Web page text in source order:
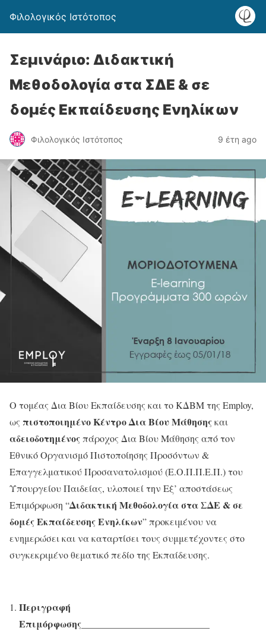
Φιλολογικός Ιστότοπος
Σεμινάριο: Διδακτική
Μεθοδολογία στα ΣΔΕ & σε
δομές Εκπαίδευσης Ενηλίκων
Φιλολογικός Ιστότοπος 9 έτη ago
Ο τομέας Δια Βίου Εκπαίδευσης και το ΚΔΒΜ της Employ,
ως πιστοποιημένο Κέντρο Δια Βίου Μάθησηςκαι
αδειοδοτημένοςπάροχος Δια Βίου Μάθησης από τον
Εθνικό Οργανισμό Πιστοποίησης Προσόντων &
Επαγγελματικού Προσανατολισμού (Ε.Ο.Π.Π.Ε.Π.) του
Υπουργείου Παιδείας, υλοποιεί την Εξ’ αποστάσεως
Επιμόρφωση “Διδακτική Μεθοδολογία στα ΣΔΕ & σε
δομές Εκπαίδευσης Ενηλίκων” προκειμένου να
ενημερώσει και να καταρτίσει τους συμμετέχοντες στο
συγκεκριμένο θεματικό πεδίο της Εκπαίδευσης.
Περιγραφή
Επιμόρφωσης_________________________